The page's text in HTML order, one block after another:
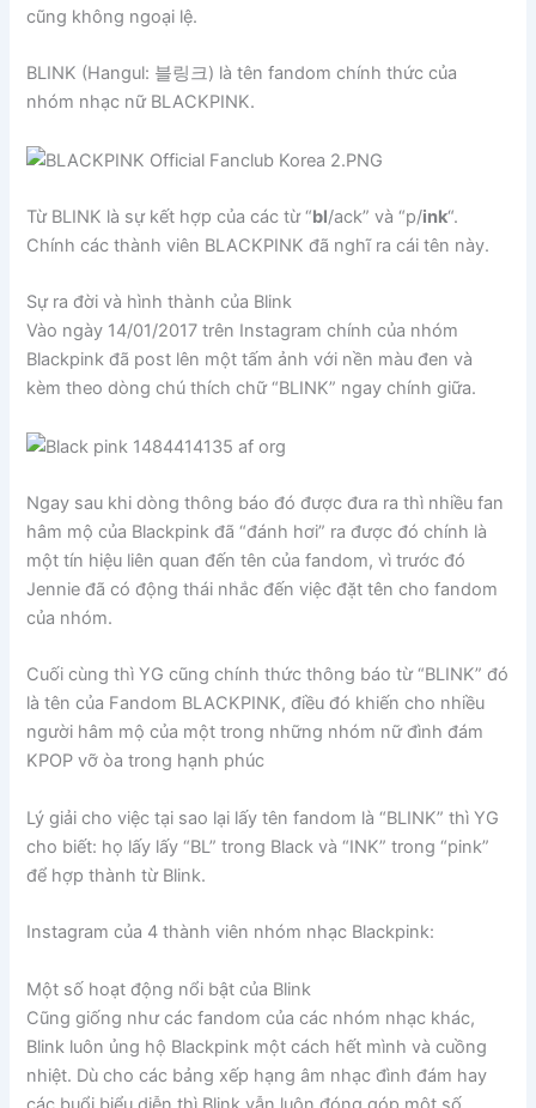
cũng không ngoại lệ.
BLINK (Hangul: 블링크) là tên fandom chính thức của
nhóm nhạc nữ BLACKPINK.
Từ BLINK là sự kết hợp của các từ “bl/ack” và “p/ink“.
Chính các thành viên BLACKPINK đã nghĩ ra cái tên này.
Sự ra đời và hình thành của Blink
Vào ngày 14/01/2017 trên Instagram chính của nhóm
Blackpink đã post lên một tấm ảnh với nền màu đen và
kèm theo dòng chú thích chữ “BLINK” ngay chính giữa.
Ngay sau khi dòng thông báo đó được đưa ra thì nhiều fan
hâm mộ của Blackpink đã “đánh hơi” ra được đó chính là
một tín hiệu liên quan đến tên của fandom, vì trước đó
Jennie đã có động thái nhắc đến việc đặt tên cho fandom
của nhóm.
Cuối cùng thì YG cũng chính thức thông báo từ “BLINK” đó
là tên của Fandom BLACKPINK, điều đó khiến cho nhiều
người hâm mộ của một trong những nhóm nữ đình đám
KPOP vỡ òa trong hạnh phúc
Lý giải cho việc tại sao lại lấy tên fandom là “BLINK” thì YG
cho biết: họ lấy lấy “BL” trong Black và “INK” trong “pink”
để hợp thành từ Blink.
Instagram của 4 thành viên nhóm nhạc Blackpink:
Một số hoạt động nổi bật của Blink
Cũng giống như các fandom của các nhóm nhạc khác,
Blink luôn ủng hộ Blackpink một cách hết mình và cuồng
nhiệt. Dù cho các bảng xếp hạng âm nhạc đình đám hay